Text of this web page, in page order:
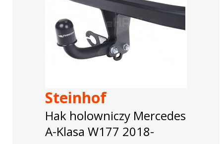
Steinhof
Hak holowniczy Mercedes
A-Klasa W177 2018-